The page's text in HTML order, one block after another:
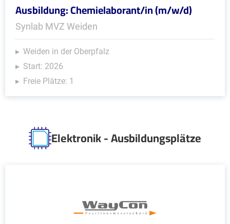
Ausbildung: Chemielaborant/in (m/w/d)
Synlab MVZ Weiden
Weiden in der Oberpfalz
Start: 2026
Freie Plätze: 1
Elektronik - Ausbildungsplätze